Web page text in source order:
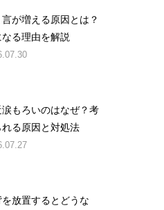
が増える原因とは？
る理由を解説
もろいのはなぜ？考
れる原因と対処法
放置するとどうな